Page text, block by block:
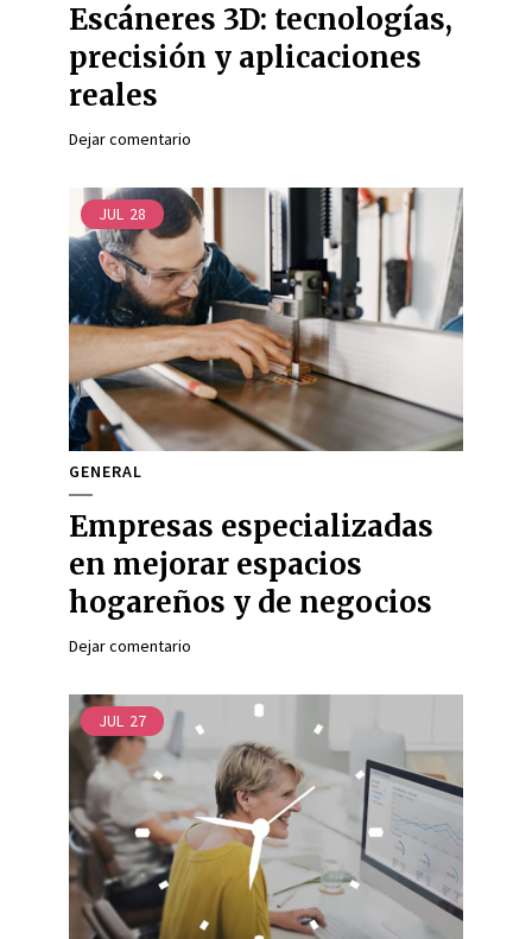
Escáneres 3D: tecnologías,
precisión y aplicaciones
reales
Dejar comentario
JUL 28
GENERAL
Empresas especializadas
en mejorar espacios
hogareños y de negocios
Dejar comentario
JUL 27